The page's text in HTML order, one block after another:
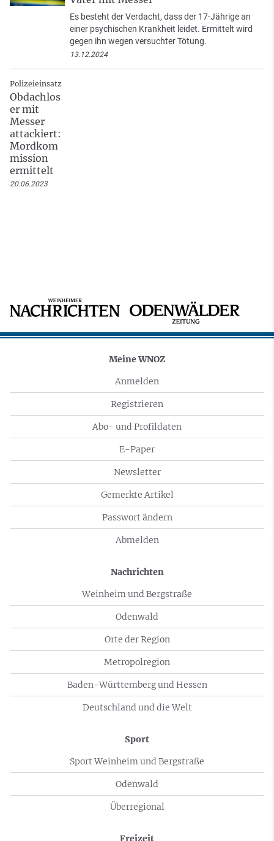
Es besteht der Verdacht, dass der 17-Jährige an
einer psychischen Krankheit leidet. Ermittelt wird
gegen ihn wegen versuchter Tötung.
13.12.2024
Polizeieinsatz
Obdachlos
er mit
Messer
attackiert:
Mordkom
mission
ermittelt
20.06.2023
Meine WNOZ
Anmelden
Registrieren
Abo- und Profildaten
E-Paper
Newsletter
Gemerkte Artikel
Passwort ändern
Abmelden
Nachrichten
Weinheim und Bergstraße
Odenwald
Orte der Region
Metropolregion
Baden-Württemberg und Hessen
Deutschland und die Welt
Sport
Sport Weinheim und Bergstraße
Odenwald
Überregional